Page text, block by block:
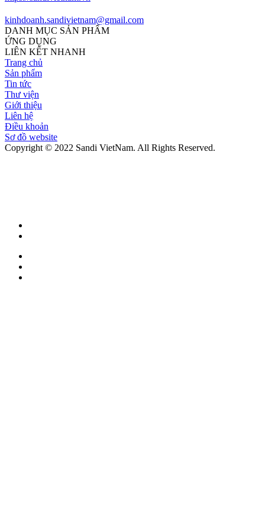
kinhdoanh.sandivietnam@gmail.com
DANH MỤC SẢN PHẨM
ỨNG DỤNG
LIÊN KẾT NHANH
Trang chủ
Sản phẩm
Tin tức
Thư viện
Giới thiệu
Liên hệ
Điều khoản
Sơ đồ website
Copyright © 2022 Sandi VietNam. All Rights Reserved.